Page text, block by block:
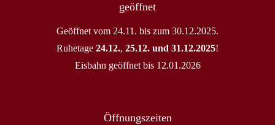
geöffnet
Geöffnet vom 24.11. bis zum 30.12.2025.
Ruhetage 24.12., 25.12. und 31.12.2025!
Eisbahn geöffnet bis 12.01.2026
Öffnungszeiten